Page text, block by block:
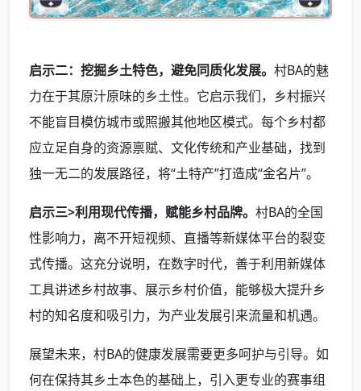
启示二：挖掘乡土特色，避免同质化发展。 村BA的魅
力在于其原汁原味的乡土性。它启示我们，乡村振兴
不能盲目模仿城市或照搬其他地区模式。每个乡村都
应立足自身的资源禀赋、文化传统和产业基础，找到
独一无二的发展路径，将“土特产”打造成“金名片”。
启示三>利用现代传播，赋能乡村品牌。 村BA的全国
性影响力，离不开短视频、直播等新媒体平台的裂变
式传播。这充分说明，在数字时代，善于利用新媒体
工具讲述乡村故事、展示乡村价值，能够极大提升乡
村的知名度和吸引力，为产业发展引来流量和机遇。
展望未来，村BA的健康发展需要更多呵护与引导。如
何在保持其乡土本色的基础上，引入更专业的赛事组